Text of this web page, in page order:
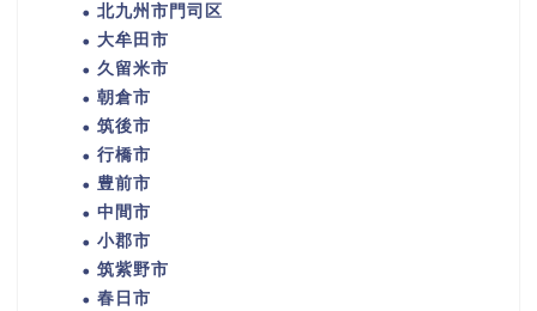
北九州市門司区
大牟田市
久留米市
朝倉市
筑後市
行橋市
豊前市
中間市
小郡市
筑紫野市
春日市